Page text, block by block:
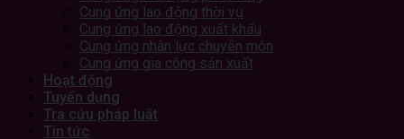
Cung ứng lao động thời vụ
Cung ứng lao động xuất khẩu
Cung ứng nhân lực chuyên môn
Cung ứng gia công sản xuất
Hoạt động
Tuyển dụng
Tra cứu pháp luật
Tin tức